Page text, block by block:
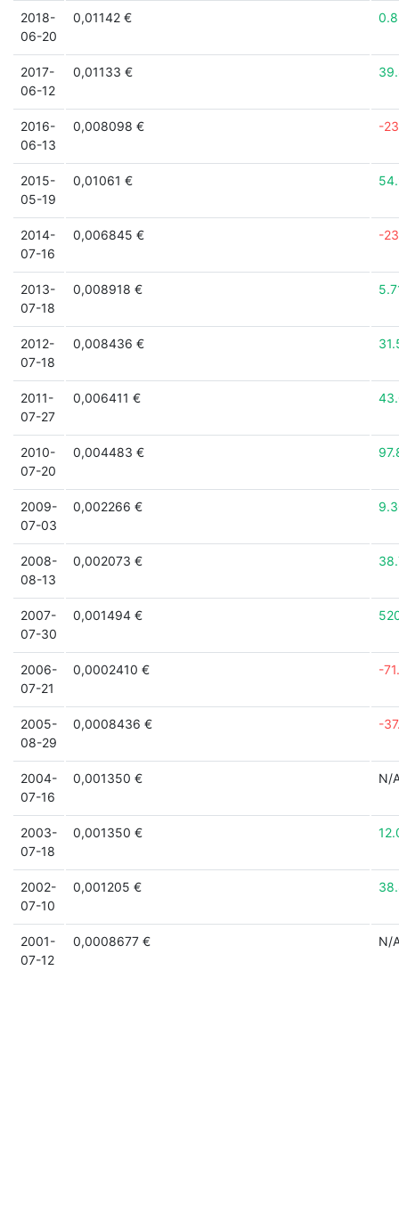
2018-
06-20
0,01142 €
2017-
06-12
0,01133 €
2016-
06-13
0,008098 € -
2015-
05-19
0,01061 €
2014-
07-16
0,006845 € -
2013-
07-18
0,008918 €
2012-
07-18
0,008436 €
2011-
07-27
0,006411 €
2010-
07-20
0,004483 €
2009-
07-03
0,002266 €
2008-
08-13
0,002073 €
2007-
07-30
0,001494 €
2006-
07-21
0,0002410 € -
2005-
08-29
0,0008436 € -
2004-
07-16
0,001350 € N/
2003-
07-18
0,001350 €
2002-
07-10
0,001205 €
2001-
07-12
0,0008677 € N/